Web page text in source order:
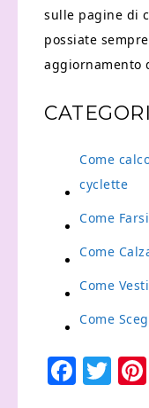
sulle pagine di
possiate
aggiornamento
Come
cyclette
Come
Come
Come
Come